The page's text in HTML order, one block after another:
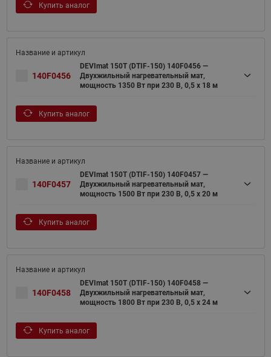
Купить аналог
140F0456
DEVImat 150T (DTIF-150) 140F0456 —
Двухжильный нагревательный мат,
мощность 1350 Вт при 230 В, 0,5 х 18 м
Купить аналог
140F0457
DEVImat 150T (DTIF-150) 140F0457 —
Двухжильный нагревательный мат,
мощность 1500 Вт при 230 В, 0,5 х 20 м
Купить аналог
140F0458
DEVImat 150T (DTIF-150) 140F0458 —
Двухжильный нагревательный мат,
мощность 1800 Вт при 230 В, 0,5 х 24 м
Купить аналог